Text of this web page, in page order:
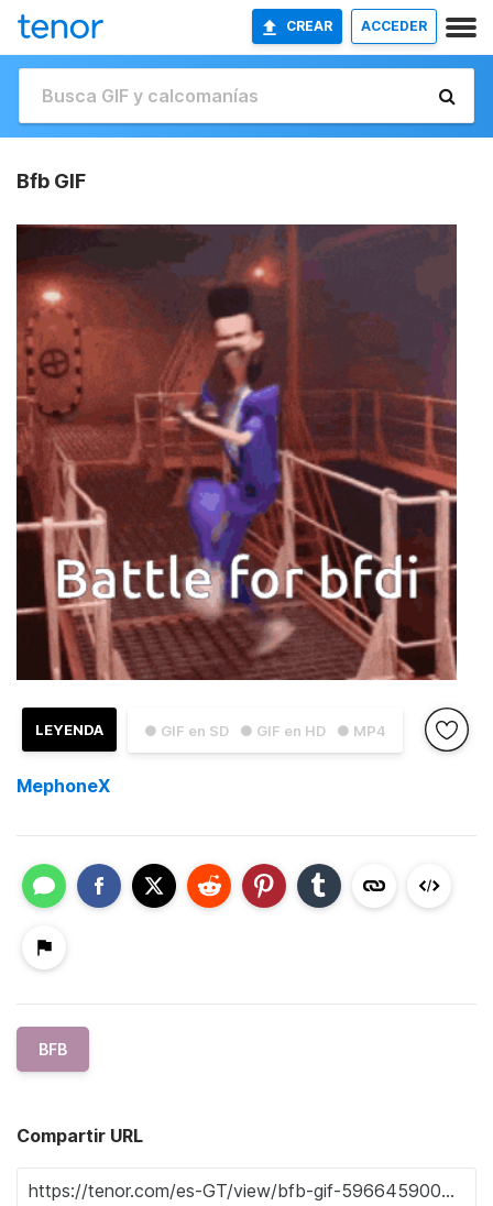
CREAR ACCEDER
Bfb GIF
● GIF en SD ● GIF en HD ● MP4
LEYENDA
MephoneX
BFB
Compartir URL